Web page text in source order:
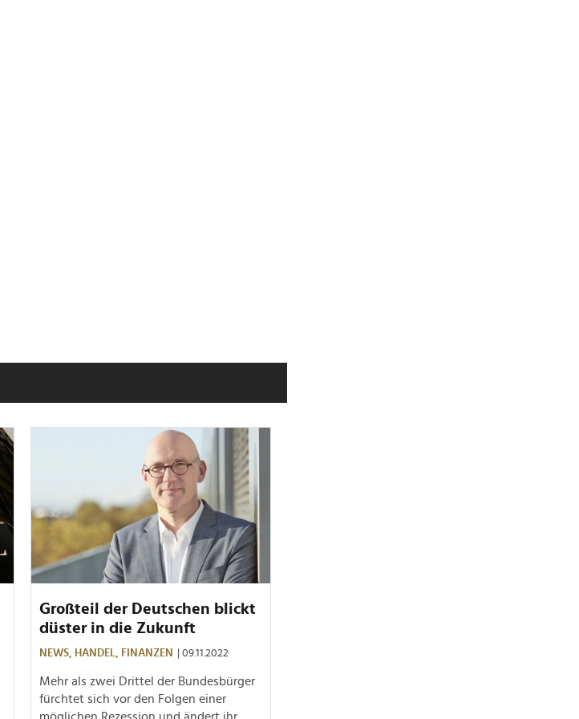
Großteil der Deutschen blickt
düster in die Zukunft
NEWS, HANDEL, FINANZEN | 09.11.2022
Mehr als zwei Drittel der Bundesbürger
fürchtet sich vor den Folgen einer
möglichen Rezession und ändert ihr